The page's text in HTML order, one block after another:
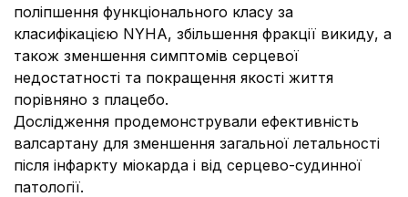
поліпшення функціонального класу за
класифікацією NYHA, збільшення фракції викиду, а
також зменшення симптомів серцевої
недостатності та покращення якості життя
порівняно з плацебо.
Дослідження продемонстрували ефективність
валсартану для зменшення загальної летальності
після інфаркту міокарда і від серцево-судинної
патології.